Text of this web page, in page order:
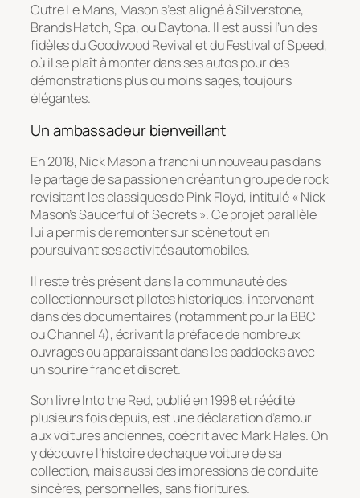
Outre Le Mans, Mason s’est aligné à Silverstone,
Brands Hatch, Spa, ou Daytona. Il est aussi l’un des
fidèles du Goodwood Revival et du Festival of Speed,
où il se plaît à monter dans ses autos pour des
démonstrations plus ou moins sages, toujours
élégantes.
Un ambassadeur bienveillant
En 2018, Nick Mason a franchi un nouveau pas dans
le partage de sa passion en créant un groupe de rock
revisitant les classiques de Pink Floyd, intitulé « Nick
Mason’s Saucerful of Secrets ». Ce projet parallèle
lui a permis de remonter sur scène tout en
poursuivant ses activités automobiles.
Il reste très présent dans la communauté des
collectionneurs et pilotes historiques, intervenant
dans des documentaires (notamment pour la BBC
ou Channel 4), écrivant la préface de nombreux
ouvrages ou apparaissant dans les paddocks avec
un sourire franc et discret.
Son livreInto the Red, publié en 1998 et réédité
plusieurs fois depuis, est une déclaration d’amour
aux voitures anciennes, coécrit avec Mark Hales. On
y découvre l’histoire de chaque voiture de sa
collection, mais aussi des impressions de conduite
sincères, personnelles, sans fioritures.